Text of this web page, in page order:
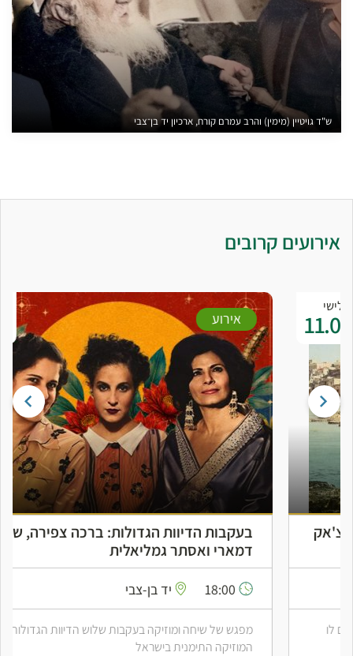
ש"ד גויטיין (מימין) והרב עמרם קורח, ארכיון יד בן־צבי
אירועים קרובים
שלישי
01.09 אירוע
בעקבות הדיוות הגדולות: ברכה צפירה, שושנה
דמארי ואסתר גמליאלית
יד בן-צבי
מפגש של שיחה ומוזיקה בעקבות שלוש הדיוות הגדולות של
המוזיקה התימנית בישראל